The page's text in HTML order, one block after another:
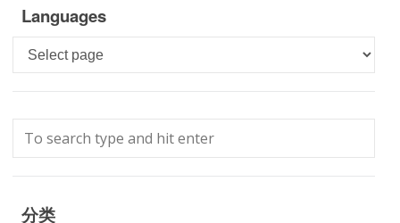
Languages
Languages
分类